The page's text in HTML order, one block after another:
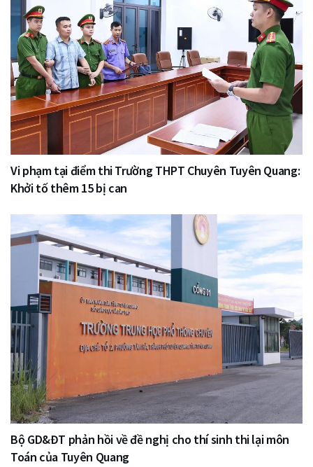
Vi phạm tại điểm thi Trường THPT Chuyên Tuyên Quang:
Khởi tố thêm 15 bị can
Bộ GD&ĐT phản hồi về đề nghị cho thí sinh thi lại môn
Toán của Tuyên Quang